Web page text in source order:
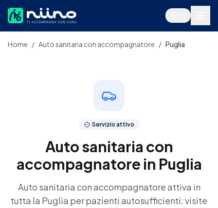
Accedi
Home / Auto sanitaria con accompagnatore / Puglia
Servizio attivo
Auto sanitaria con
accompagnatore in Puglia
Auto sanitaria con accompagnatore attiva in
tutta la Puglia per pazienti autosufficienti: visite